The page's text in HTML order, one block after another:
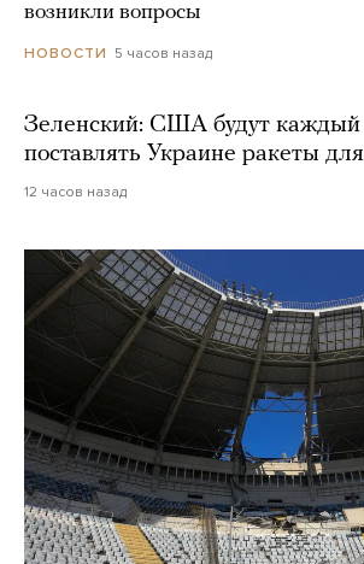
возникли вопросы
НОВОСТИ 5 часов назад
Зеленский: США будут каждый
поставлять Украине ракеты
12 часов назад